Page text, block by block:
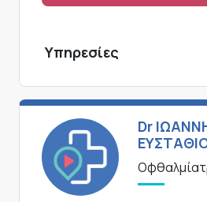
Υπηρεσίες
Dr